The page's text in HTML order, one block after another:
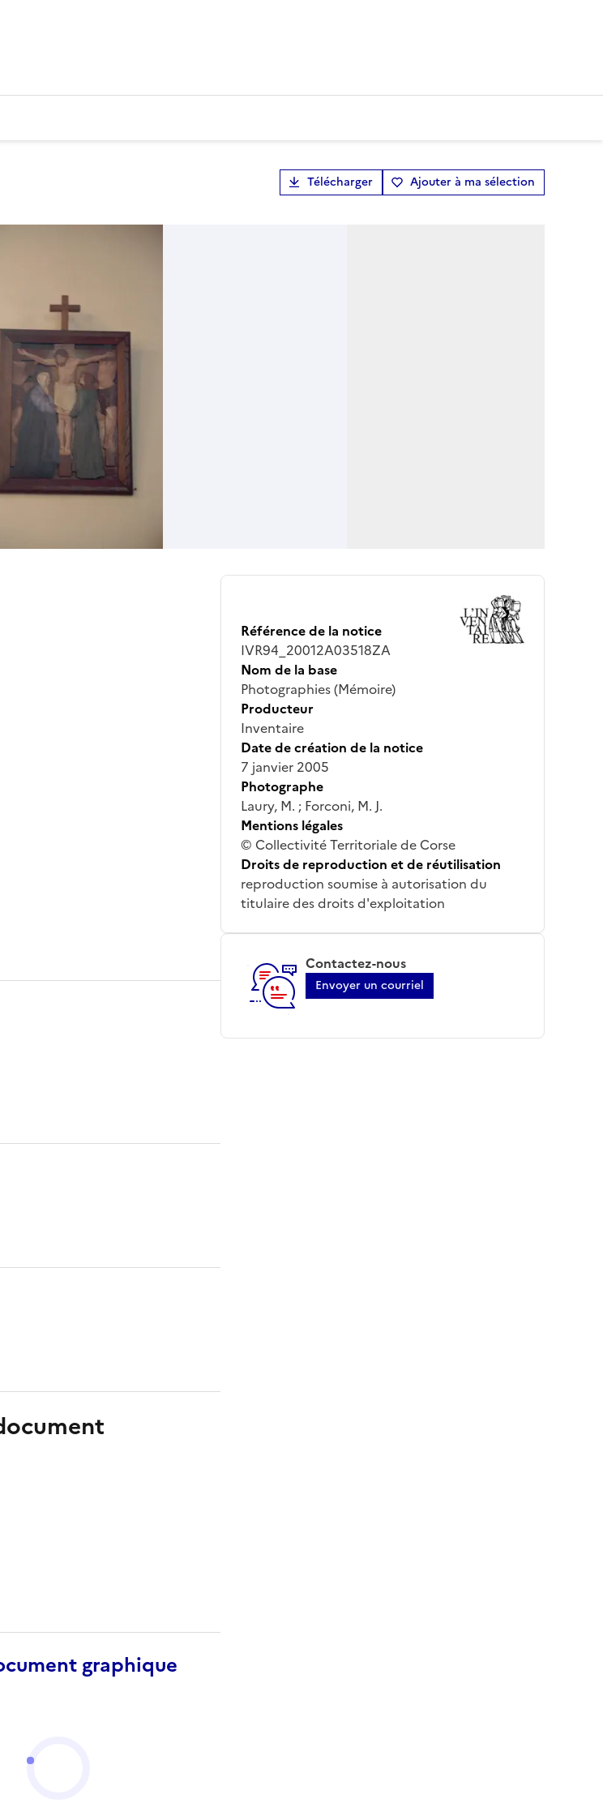
Télécharger Ajouter à ma sélection
graphique
Référence de la notice
IVR94_20012A03518ZA
Nom de la base
Photographies (Mémoire)
Producteur
Inventaire
Date de création de la notice
7 janvier 2005
Photographe
Laury, M. ; Forconi, M. J.
Mentions légales
© Collectivité Territoriale de Corse
Droits de reproduction et de réutilisation
reproduction soumise à autorisation du
titulaire des droits d'exploitation
Contactez-nous
Envoyer un courriel